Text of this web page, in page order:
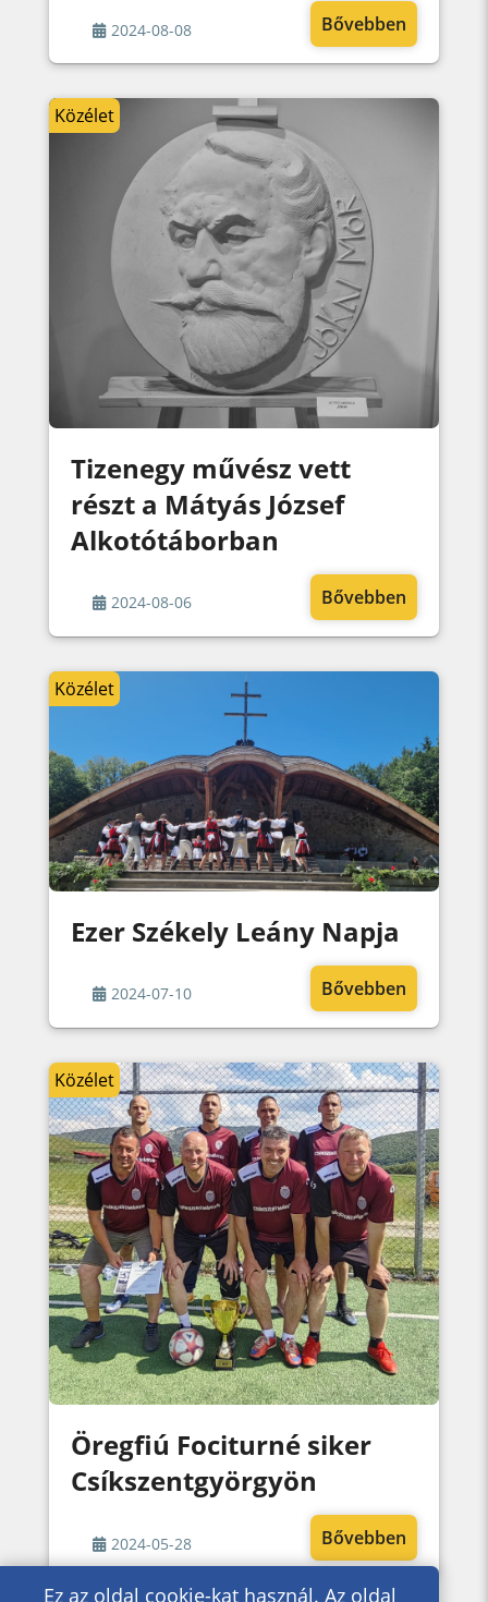
2024-08-08 Bővebben
Tizenegy művész vett
részt a Mátyás József
Alkotótáborban
2024-08-06 Bővebben
Közélet
Ezer Székely Leány Napja
2024-07-10 Bővebben
Közélet
Öregfiú Fociturné siker
Csíkszentgyörgyön
2024-05-28 Bővebben
Közélet
Ez az oldal cookie-kat használ. Az oldal